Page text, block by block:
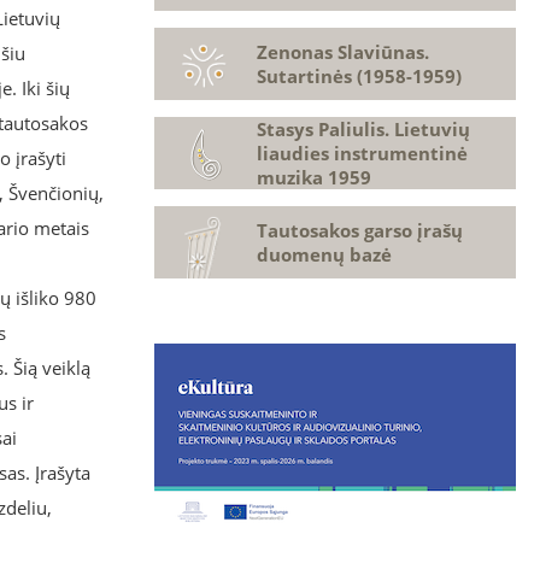
Iki šių
įrašyti
Švenčionių,
metais
išliko 980
Šią veiklą
ir
Įrašyta
Zenonas Slaviūnas.
Sutartinės (1958-1959)
Stasys Paliulis. Lietuvių
liaudies instrumentinė
muzika 1959
Tautosakos garso įrašų
duomenų bazė